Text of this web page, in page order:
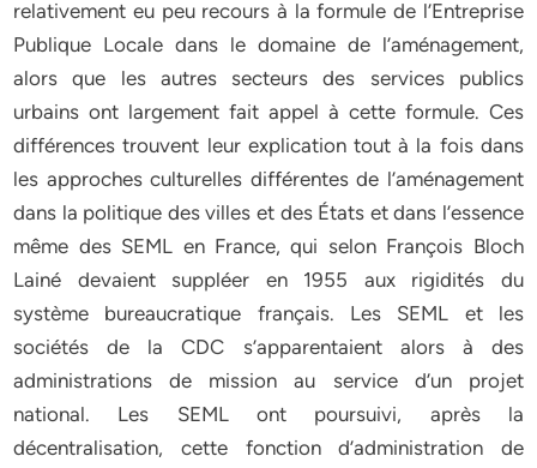
relativement eu peu recours à la formule de l’Entreprise
Publique Locale dans le domaine de l’aménagement,
alors que les autres secteurs des services publics
urbains ont largement fait appel à cette formule. Ces
différences trouvent leur explication tout à la fois dans
les approches culturelles différentes de l’aménagement
dans la politique des villes et des États et dans l’essence
même des SEML en France, qui selon François Bloch
Lainé devaient suppléer en 1955 aux rigidités du
système bureaucratique français. Les SEML et les
sociétés de la CDC s’apparentaient alors à des
administrations de mission au service d’un projet
national. Les SEML ont poursuivi, après la
décentralisation, cette fonction d’administration de